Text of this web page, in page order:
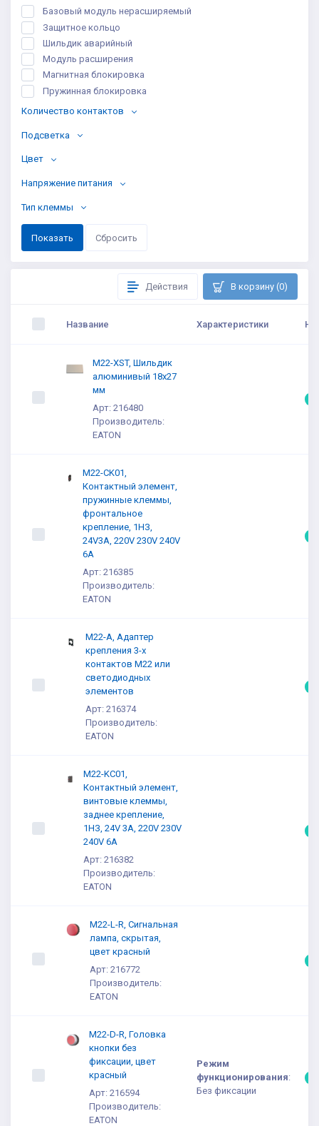
Действия В корзину (0)
Название Характеристики
M22-XST, Шильдик
алюминивый 18x27
мм
Арт: 216480
Производитель:
EATON
M22-CK01,
Контактный элемент,
пружинные клеммы,
фронтальное
крепление, 1НЗ,
24V3A, 220V 230V 240V
6A
Арт: 216385
Производитель:
EATON
M22-A, Адаптер
крепления 3-х
контактов M22 или
светодиодных
элементов
Арт: 216374
Производитель:
EATON
M22-KC01,
Контактный элемент,
винтовые клеммы,
заднее крепление,
1НЗ, 24V 3A, 220V 230V
240V 6A
Арт: 216382
Производитель:
EATON
M22-L-R, Сигнальная
лампа, скрытая,
цвет красный
Арт: 216772
Производитель:
EATON
M22-D-R, Головка
кнопки без
фиксации, цвет
красный
Арт: 216594
Производитель:
EATON
Режим
функционирования:
Без фиксации
Базовый модуль нерасширяемый
Защитное кольцо
Шильдик аварийный
Модуль расширения
Магнитная блокировка
Пружинная блокировка
Количество контактов
Подсветка
Цвет
Напряжение питания
Тип клеммы